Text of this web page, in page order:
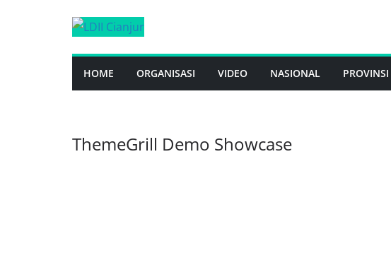
HOME ORGANISASI VIDEO NASIONAL PROVINSI
ThemeGrill Demo Showcase